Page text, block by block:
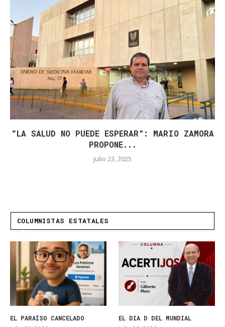
“LA SALUD NO PUEDE ESPERAR”: MARIO ZAMORA
PROPONE...
julio 23, 2025
COLUMNISTAS ESTATALES
EL PARAÍSO CANCELADO EL DIA D DEL MUNDIAL